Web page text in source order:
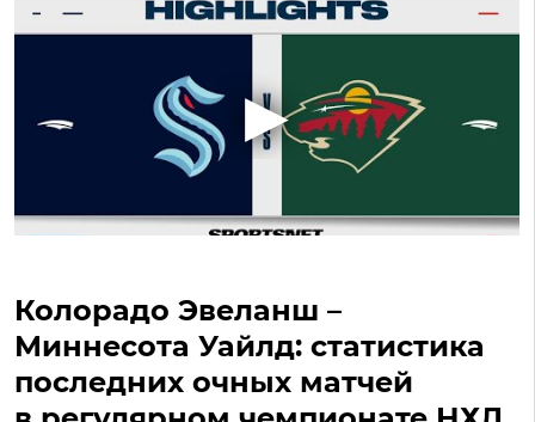
Колорадо Эвеланш –
Миннесота Уайлд: статистика
последних очных матчей